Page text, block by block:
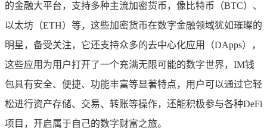
的金融大平台，支持多种主流加密货币，像比特币（BTC）、
以太坊（ETH）等，这些加密货币在数字金融领域犹如璀璨的
明星，备受关注，它还支持众多的去中心化应用（DApps），
这些应用为用户打开了一个充满无限可能的数字世界，IM钱
包具有安全、便捷、功能丰富等显著特点，用户可以通过它轻
松进行资产存储、交易、转账等操作，还能积极参与各种DeFi
项目，开启属于自己的数字财富之旅。